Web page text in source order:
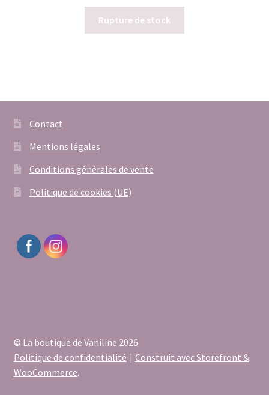
Rupture de stock
Contact
Mentions légales
Conditions générales de vente
Politique de cookies (UE)
© La boutique de Vaniline 2026
Politique de confidentialité
Construit avec Storefront &
WooCommerce.